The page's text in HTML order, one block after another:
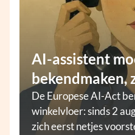
AI-assistent
bekendmaken,
De Europese AI-Act
winkelvloer: sinds 2
zich eerst netjes